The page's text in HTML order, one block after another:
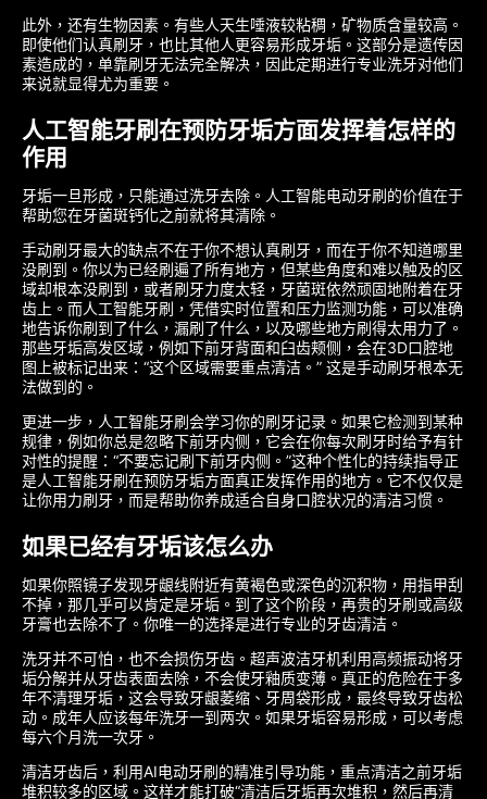
此外，还有生物因素。有些人天生唾液较粘稠，矿物质含量较高。
即使他们认真刷牙，也比其他人更容易形成牙垢。这部分是遗传因
素造成的，单靠刷牙无法完全解决，因此定期进行专业洗牙对他们
来说就显得尤为重要。
人工智能牙刷在预防牙垢方面发挥着怎样的
作用
牙垢一旦形成，只能通过洗牙去除。人工智能电动牙刷的价值在于
帮助您在牙菌斑钙化之前就将其清除。
手动刷牙最大的缺点不在于你不想认真刷牙，而在于你不知道哪里
没刷到。你以为已经刷遍了所有地方，但某些角度和难以触及的区
域却根本没刷到，或者刷牙力度太轻，牙菌斑依然顽固地附着在牙
齿上。而人工智能牙刷，凭借实时位置和压力​​监测功能，可以准确
地告诉你刷到了什么，漏刷了什么，以及哪些地方刷得太用力了。
那些牙垢高发区域，例如下前牙背面和臼齿颊侧，会在3D口腔地
图上被标记出来：“这个区域需要重点清洁。” 这是手动刷牙根本无
法做到的。
更进一步，人工智能牙刷会学习你的刷牙记录。如果它检测到某种
规律，例如你总是忽略下前牙内侧，它会在你每次刷牙时给予有针
对性的提醒：“不要忘记刷下前牙内侧。”这种个性化的持续指导正
是人工智能牙刷在预防牙垢方面真正发挥作用的地方。它不仅仅是
让你用力刷牙，而是帮助你养成适合自身口腔状况的清洁习惯。
如果已经有牙垢该怎么办
如果你照镜子发现牙龈线附近有黄褐色或深色的沉积物，用指甲刮
不掉，那几乎可以肯定是牙垢。到了这个阶段，再贵的牙刷或高级
牙膏也去除不了。你唯一的选择是进行专业的牙齿清洁。
洗牙并不可怕，也不会损伤牙齿。超声波洁牙机利用高频振动将牙
垢分解并从牙齿表面去除，不会使牙釉质变薄。真正的危险在于多
年不清理牙垢，这会导致牙龈萎缩、牙周袋形成，最终导致牙齿松
动。成年人应该每年洗牙一到两次。如果牙垢容易形成，可以考虑
每六个月洗一次牙。
清洁牙齿后，利用AI电动牙刷的精准引导功能，重点清洁之前牙垢
堆积较多的区域。这样才能打破“清洁后牙垢再次堆积，然后再清